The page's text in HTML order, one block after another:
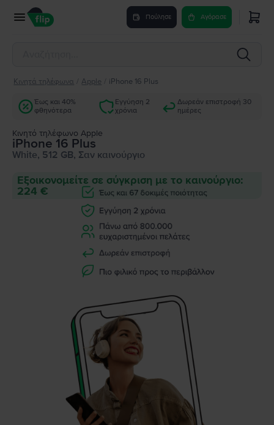
Πούλησε Αγόρασε
Κινητά τηλέφωνα Apple iPhone 16 Plus
Έως και 40%
φθηνότερα
Εγγύηση 2
χρόνια
Δωρεάν επιστροφή 30
ημέρες
Κινητό τηλέφωνο Apple
iPhone 16 Plus
White, 512 GB, Σαν καινούργιο
Εξοικονομείτε σε σύγκριση με το καινούργιο:
224 €